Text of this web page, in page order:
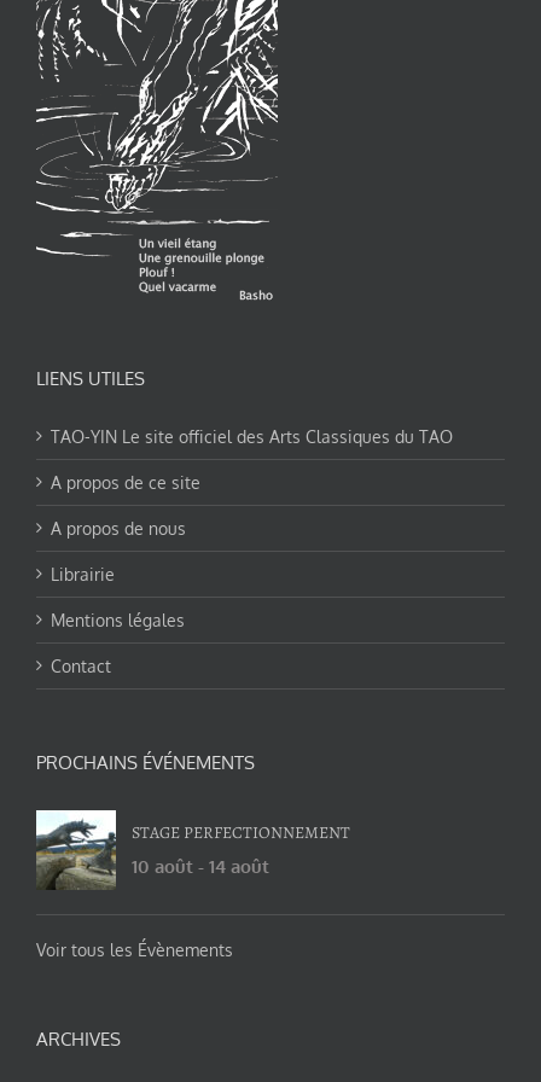
LIENS UTILES
TAO-YIN Le site officiel des Arts Classiques du TAO
A propos de ce site
A propos de nous
Librairie
Mentions légales
Contact
PROCHAINS ÉVÉNEMENTS
STAGE PERFECTIONNEMENT
10 août - 14 août
Voir tous les Évènements
ARCHIVES